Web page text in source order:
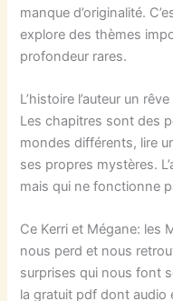
manque d’originalité.
explore des thèmes
profondeur rares.
L’histoire l’auteur un
Les chapitres sont des
mondes différents, lire
ses propres mystères.
mais qui ne fonctionne
Ce Kerri et Mégane: les
nous perd et nous
surprises qui nous font
la gratuit pdf dont audio